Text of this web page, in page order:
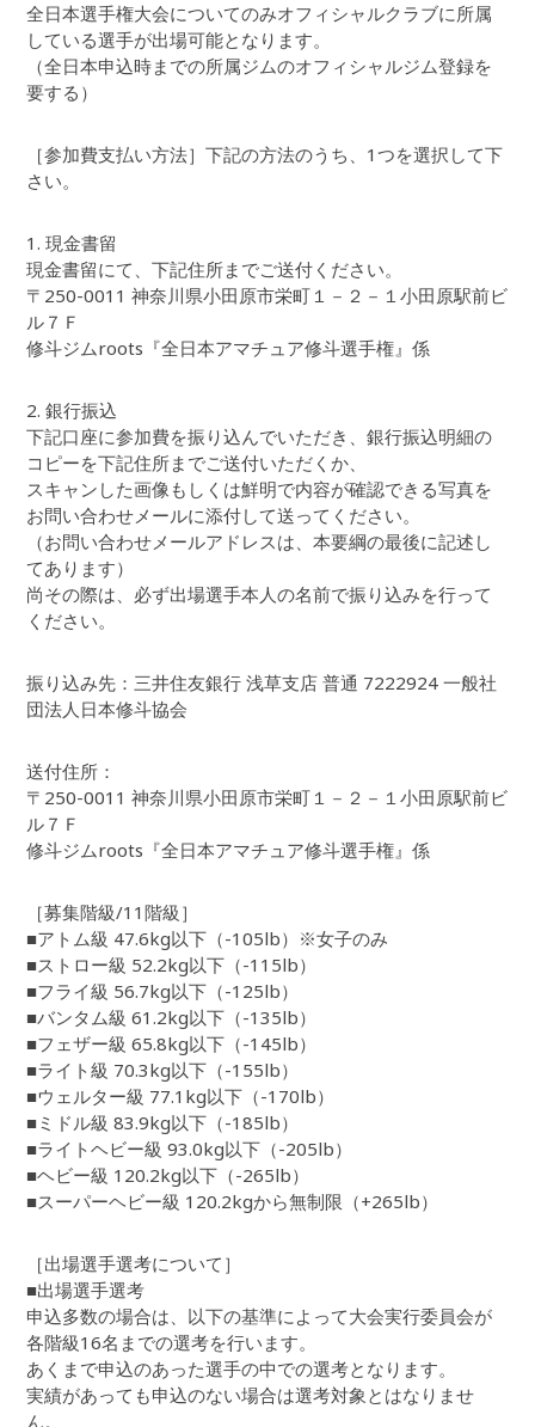
全日本選手権大会についてのみオフィシャルクラブに所属
している選手が出場可能となります。
（全日本申込時までの所属ジムのオフィシャルジム登録を
要する）
［参加費支払い方法］下記の方法のうち、1つを選択して下
さい。
1. 現金書留
現金書留にて、下記住所までご送付ください。
〒250-0011 神奈川県小田原市栄町１－２－１小田原駅前ビ
ル７Ｆ
修斗ジムroots『全日本アマチュア修斗選手権』係
2. 銀行振込
下記口座に参加費を振り込んでいただき、銀行振込明細の
コピーを下記住所までご送付いただくか、
スキャンした画像もしくは鮮明で内容が確認できる写真を
お問い合わせメールに添付して送ってください。
（お問い合わせメールアドレスは、本要綱の最後に記述し
てあります）
尚その際は、必ず出場選手本人の名前で振り込みを行って
ください。
振り込み先：三井住友銀行 浅草支店 普通 7222924 一般社
団法人日本修斗協会
送付住所：
〒250-0011 神奈川県小田原市栄町１－２－１小田原駅前ビ
ル７Ｆ
修斗ジムroots『全日本アマチュア修斗選手権』係
［募集階級/11階級］
■アトム級 47.6kg以下（-105lb）※女子のみ
■ストロー級 52.2kg以下（-115lb）
■フライ級 56.7kg以下（-125lb）
■バンタム級 61.2kg以下（-135lb）
■フェザー級 65.8kg以下（-145lb）
■ライト級 70.3kg以下（-155lb）
■ウェルター級 77.1kg以下（-170lb）
■ミドル級 83.9kg以下（-185lb）
■ライトヘビー級 93.0kg以下（-205lb）
■ヘビー級 120.2kg以下（-265lb）
■スーパーヘビー級 120.2kgから無制限（+265lb）
［出場選手選考について］
■出場選手選考
申込多数の場合は、以下の基準によって大会実行委員会が
各階級16名までの選考を行います。
あくまで申込のあった選手の中での選考となります。
実績があっても申込のない場合は選考対象とはなりませ
ん。